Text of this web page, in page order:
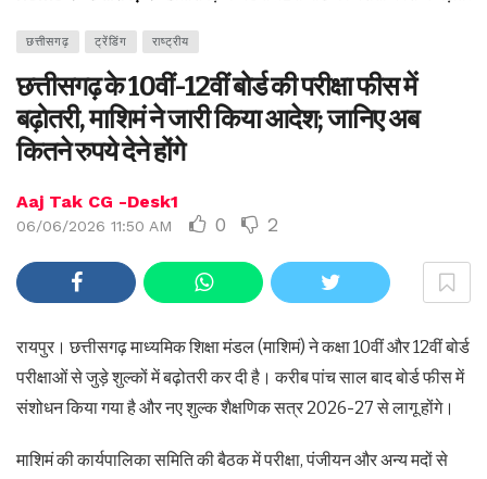
छत्तीसगढ़ ट्रेंडिंग राष्ट्रीय
छत्तीसगढ़ के 10वीं-12वीं बोर्ड की परीक्षा फीस में
बढ़ोतरी, माशिमं ने जारी किया आदेश; जानिए अब
कितने रुपये देने होंगे
Aaj Tak CG -Desk1
06/06/2026 11:50 AM 0 2
रायपुर। छत्तीसगढ़ माध्यमिक शिक्षा मंडल (माशिमं) ने कक्षा 10वीं और 12वीं बोर्ड
परीक्षाओं से जुड़े शुल्कों में बढ़ोतरी कर दी है। करीब पांच साल बाद बोर्ड फीस में
संशोधन किया गया है और नए शुल्क शैक्षणिक सत्र 2026-27 से लागू होंगे।
माशिमं की कार्यपालिका समिति की बैठक में परीक्षा, पंजीयन और अन्य मदों से